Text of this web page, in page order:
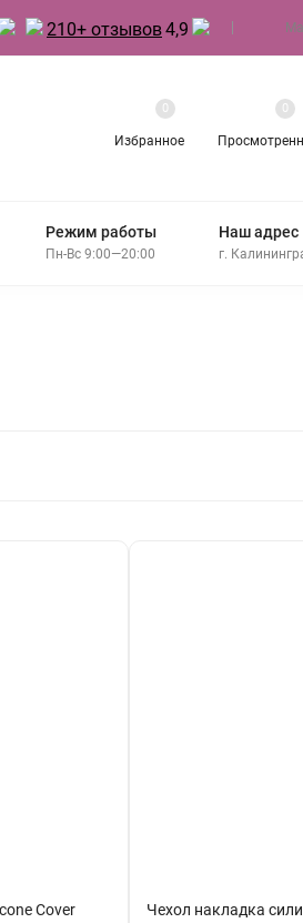
210+ отзывов4,9
Избранное
0 0
Режим работы
Пн-Вс 9:00—20:00
Наш адрес
г.
Cover
Чехол накладка